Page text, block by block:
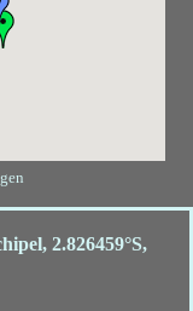
2.826459°S,